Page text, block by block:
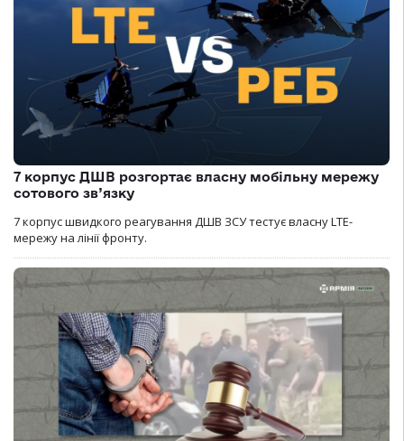
7 корпус ДШВ розгортає власну мобільну мережу
сотового зв’язку
7 корпус швидкого реагування ДШВ ЗСУ тестує власну LTE-
мережу на лінії фронту.